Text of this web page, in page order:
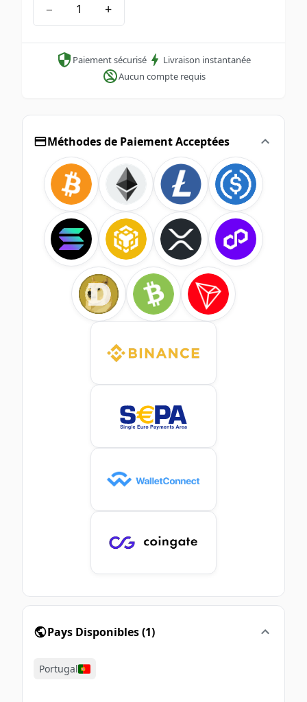
− +
Paiement sécurisé
Livraison instantanée
Aucun compte requis
Méthodes de Paiement Acceptées
Pays Disponibles(1)
Portugal